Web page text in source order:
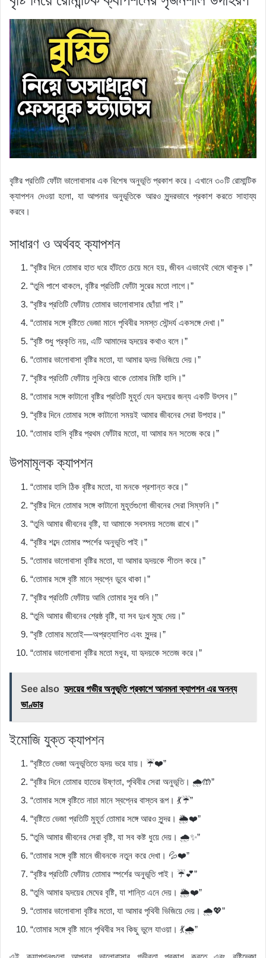
বৃষ্টির প্রতিটি ফোঁটা ভালোবাসার এক বিশেষ অনুভূতি প্রকাশ করে। এখানে ৩০টি রোমান্টিক
ক্যাপশন দেওয়া হলো, যা আপনার অনুভূতিকে আরও সুন্দরভাবে প্রকাশ করতে সাহায্য
করবে।
সাধারণ ও অর্থবহ ক্যাপশন
“বৃষ্টির দিনে তোমার হাত ধরে হাঁটতে চেয়ে মনে হয়, জীবন এভাবেই থেমে থাকুক।”
“তুমি পাশে থাকলে, বৃষ্টির প্রতিটি ফোঁটা সুরের মতো লাগে।”
“বৃষ্টির প্রতিটি ফোঁটায় তোমার ভালোবাসার ছোঁয়া পাই।”
“তোমার সঙ্গে বৃষ্টিতে ভেজা মানে পৃথিবীর সমস্ত সৌন্দর্য একসঙ্গে দেখা।”
“বৃষ্টি শুধু প্রকৃতি নয়, এটি আমাদের হৃদয়ের কথাও বলে।”
“তোমার ভালোবাসা বৃষ্টির মতো, যা আমার হৃদয় ভিজিয়ে দেয়।”
“বৃষ্টির প্রতিটি ফোঁটায় লুকিয়ে থাকে তোমার মিষ্টি হাসি।”
“তোমার সঙ্গে কাটানো বৃষ্টির প্রতিটি মুহূর্ত যেন হৃদয়ের জন্য একটি উৎসব।”
“বৃষ্টির দিনে তোমার সঙ্গে কাটানো সময়ই আমার জীবনের সেরা উপহার।”
“তোমার হাসি বৃষ্টির প্রথম ফোঁটার মতো, যা আমার মন সতেজ করে।”
উপমামূলক ক্যাপশন
“তোমার হাসি ঠিক বৃষ্টির মতো, যা মনকে প্রশান্ত করে।”
“বৃষ্টির দিনে তোমার সঙ্গে কাটানো মুহূর্তগুলো জীবনের সেরা সিম্ফনি।”
“তুমি আমার জীবনের বৃষ্টি, যা আমাকে সবসময় সতেজ রাখে।”
“বৃষ্টির শব্দে তোমার স্পর্শের অনুভূতি পাই।”
“তোমার ভালোবাসা বৃষ্টির মতো, যা আমার হৃদয়কে শীতল করে।”
“তোমার সঙ্গে বৃষ্টি মানে স্বপ্নে ডুবে থাকা।”
“বৃষ্টির প্রতিটি ফোঁটায় আমি তোমার সুর শুনি।”
“তুমি আমার জীবনের শ্রেষ্ঠ বৃষ্টি, যা সব দুঃখ মুছে দেয়।”
“বৃষ্টি তোমার মতোই—অপ্রত্যাশিত এবং সুন্দর।”
“তোমার ভালোবাসা বৃষ্টির মতো মধুর, যা হৃদয়কে সতেজ করে।”
See also হৃদয়ের গভীর অনুভূতি প্রকাশে আনমনা ক্যাপশন এর অনন্য
ভাণ্ডার
ইমোজি যুক্ত ক্যাপশন
“বৃষ্টিতে ভেজা অনুভূতিতে হৃদয় ভরে যায়। ☔❤️”
“বৃষ্টির দিনে তোমার হাতের উষ্ণতা, পৃথিবীর সেরা অনুভূতি। 🌧️🤲”
“তোমার সঙ্গে বৃষ্টিতে নাচা মানে স্বপ্নের বাস্তব রূপ। 💃☔”
“বৃষ্টিতে ভেজা প্রতিটি মুহূর্ত তোমার সঙ্গে আরও সুন্দর। 🌦️❤️”
“তুমি আমার জীবনের সেরা বৃষ্টি, যা সব কষ্ট ধুয়ে দেয়। 🌧️✨”
“তোমার সঙ্গে বৃষ্টি মানে জীবনকে নতুন করে দেখা। 💦❤️”
“বৃষ্টির প্রতিটি ফোঁটায় তোমার স্পর্শের অনুভূতি পাই। ☔💕”
“তুমি আমার হৃদয়ের মেঘের বৃষ্টি, যা শান্তি এনে দেয়। 🌦️❤️”
“তোমার ভালোবাসা বৃষ্টির মতো, যা আমার পৃথিবী ভিজিয়ে দেয়। 🌧️💖”
“তোমার সঙ্গে বৃষ্টি মানে পৃথিবীর সব কিছু ভুলে যাওয়া। 💃🌧️”